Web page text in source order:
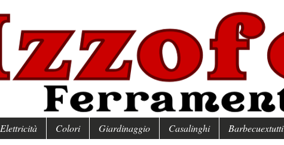
Elettricità Colori Giardinaggio Casalinghi Barbecuextutti